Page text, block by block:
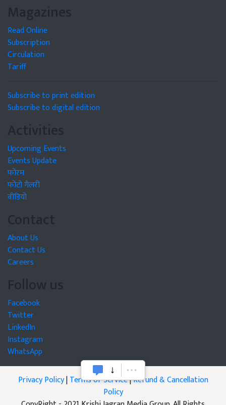
Magazines
Read Online
Subscription
Circulation
Tariff
Subscribe to print edition
Subscribe to digital edition
Activities
Upcoming Events
Events Update
फोरम
फोटो गैलरी
वीडियो
Contact
About Us
Contact Us
Careers
Follow us
Facebook
Twitter
LinkedIn
Instagram
WhatsApp
Privacy Policy|Terms of Service|Refund & Cancellation
Policy